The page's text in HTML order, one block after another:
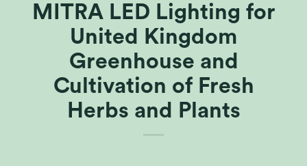
MITRA LED Lighting for
United Kingdom
Greenhouse and
Cultivation of Fresh
Herbs and Plants